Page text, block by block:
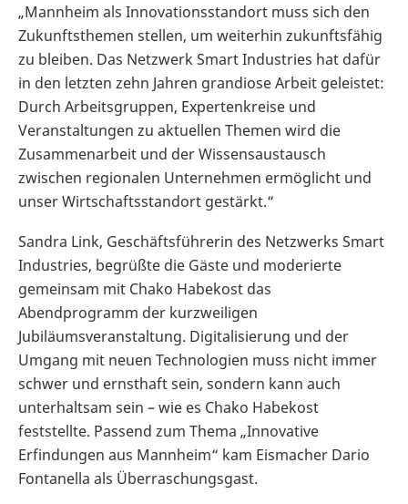
„Mannheim als Innovationsstandort muss sich den
Zukunftsthemen stellen, um weiterhin zukunftsfähig
zu bleiben. Das Netzwerk Smart Industries hat dafür
in den letzten zehn Jahren grandiose Arbeit geleistet:
Durch Arbeitsgruppen, Expertenkreise und
Veranstaltungen zu aktuellen Themen wird die
Zusammenarbeit und der Wissensaustausch
zwischen regionalen Unternehmen ermöglicht und
unser Wirtschaftsstandort gestärkt.“
Sandra Link, Geschäftsführerin des Netzwerks Smart
Industries, begrüßte die Gäste und moderierte
gemeinsam mit Chako Habekost das
Abendprogramm der kurzweiligen
Jubiläumsveranstaltung. Digitalisierung und der
Umgang mit neuen Technologien muss nicht immer
schwer und ernsthaft sein, sondern kann auch
unterhaltsam sein – wie es Chako Habekost
feststellte. Passend zum Thema „Innovative
Erfindungen aus Mannheim“ kam Eismacher Dario
Fontanella als Überraschungsgast.